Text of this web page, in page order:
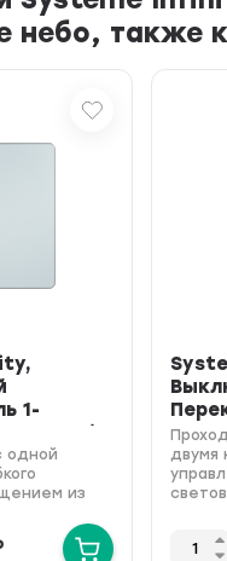
небо, также
1-
одной
из
небо
двумя